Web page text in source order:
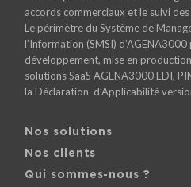
accords commerciaux et le suivi
Le périmètre du Système de
l’Information (SMSI)
développement, mise en
solutions SaaS AGENA3000 EDI,
la Déclaration d’Applicabilité
Nos solutions
Nos clients
Qui sommes-nous ?